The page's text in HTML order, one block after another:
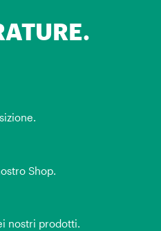
Shop.
nostri prodotti.